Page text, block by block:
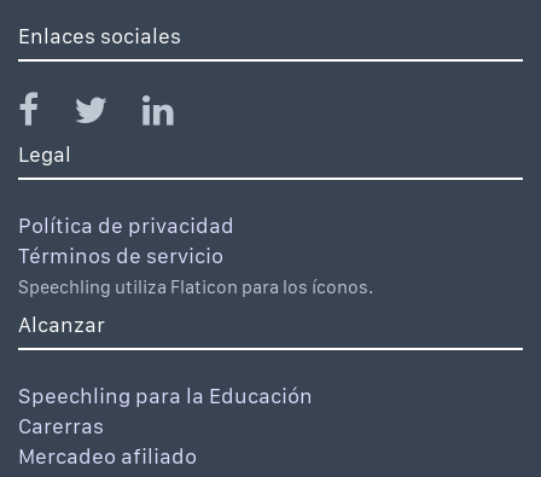
Enlaces sociales
Legal
Política de privacidad
Términos de servicio
Speechling utiliza Flaticon para los íconos.
Alcanzar
Speechling para la Educación
Carerras
Mercadeo afiliado